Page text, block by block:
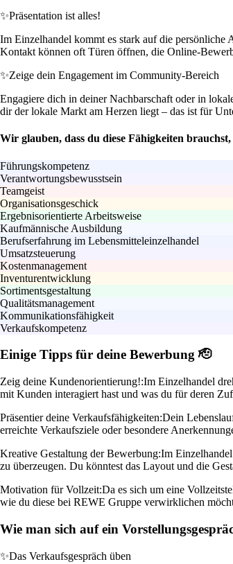
✨Präsentation ist alles!
Im Einzelhandel kommt es stark auf die
Kontakt können oft Türen öffnen, die Online-
✨Zeige dein Engagement im Community-Bereich
Engagiere dich in deiner Nachbarschaft oder in
dir der lokale Markt am Herzen liegt – das ist für
Wir glauben, dass du diese Fähigkeiten
Führungskompetenz
Verantwortungsbewusstsein
Teamgeist
Organisationsgeschick
Ergebnisorientierte Arbeitsweise
Kaufmännische Ausbildung
Berufserfahrung im Lebensmitteleinzelhandel
Umsatzsteuerung
Kostenmanagement
Inventurentwicklung
Sortimentsgestaltung
Qualitätsmanagement
Kommunikationsfähigkeit
Verkaufskompetenz
Einige Tipps für deine Bewerbung 🫡
Zeig deine Kundenorientierung!:Im Einzelhandel
mit Kunden interagiert hast und was du für deren
Präsentier deine Verkaufsfähigkeiten:Dein
erreichte Verkaufsziele oder besondere
Kreative Gestaltung der Bewerbung:Im
zu überzeugen. Du könntest das Layout und die
Motivation für Vollzeit:Da es sich um eine
wie du diese bei REWE Gruppe verwirklichen
Wie man sich auf ein
✨Das Verkaufsgespräch üben